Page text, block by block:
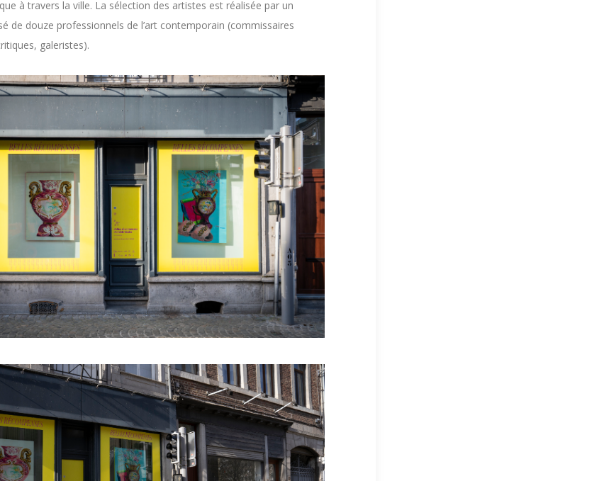
à travers la ville. La sélection des artistes est réalisée par un
de douze professionnels de l’art contemporain (commissaires
galeristes).